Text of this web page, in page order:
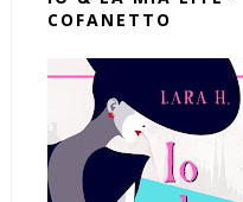
COFANETTO